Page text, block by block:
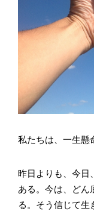
私たちは、一生懸
昨日よりも、今日
ある。今は、どん
る。そう信じて生